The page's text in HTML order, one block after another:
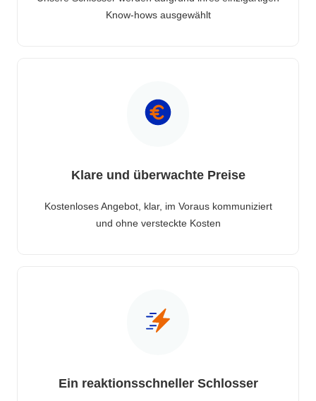
Know-hows ausgewählt
Klare und überwachte Preise
Kostenloses Angebot, klar, im Voraus kommuniziert
und ohne versteckte Kosten
Ein reaktionsschneller Schlosser